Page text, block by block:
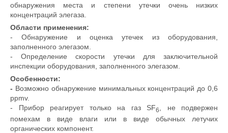
обнаружения места и степени утечки очень низких
концентраций элегаза.
Области применения:
- Обнаружение и оценка утечек из оборудования,
заполненного элегазом.
- Определение скорости утечки для заключительной
инспекции оборудования, заполненного элегазом.
Особенности:
- Возможно обнаружение минимальных концентраций до 0,6
ppmv.
- Прибор реагирует только на газ SF6
, не подвержен
помехам в виде влаги или в виде обычных летучих
органических компонент.